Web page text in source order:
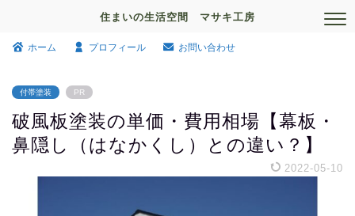
住まいの生活空間 マサキ工房
ホーム プロフィール お問い合わせ
付帯塗装 PR
破風板塗装の単価・費用相場【幕板・
鼻隠し（はなかくし）との違い？】
2022-05-10